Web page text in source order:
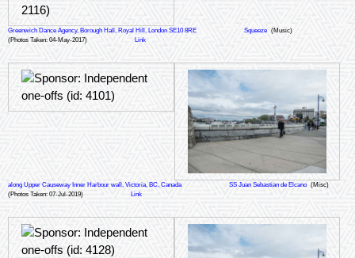
Greenwich Dance Agency, Borough Hall, Royal Hill, London SE10 8RE Squeeze (Music)
(Photos Taken: 04-May-2017)
Link
along Upper Causeway Inner Harbour wall, Victoria, BC, Canada SS Juan Sebastian de Elcano (Misc)
(Photos Taken: 07-Jul-2019)
Link